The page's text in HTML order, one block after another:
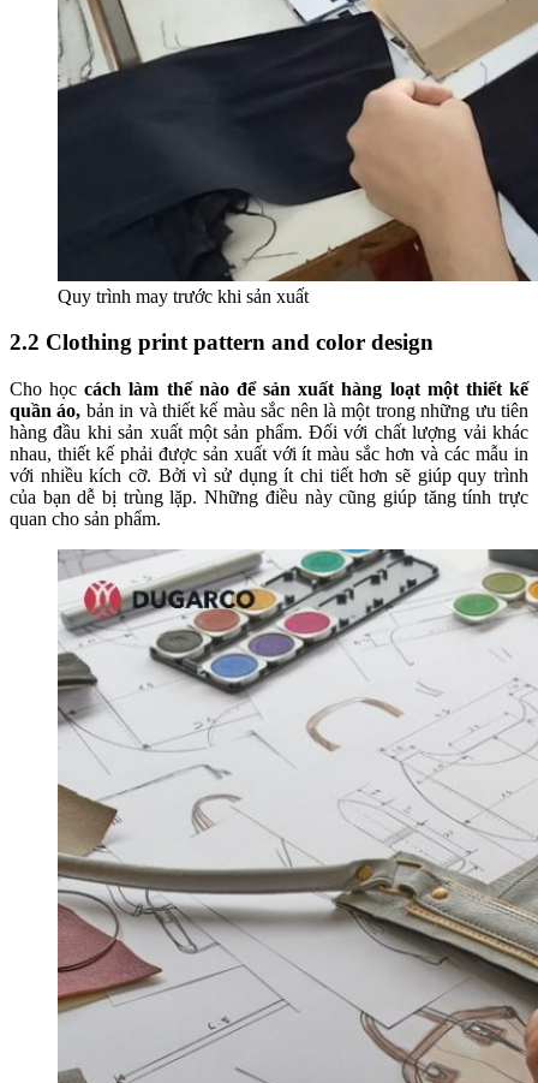
Quy trình may trước khi sản xuất
2.2 Clothing print pattern and color design
Cho họccách làm thế nào để sản xuất hàng loạt một thiết kế
quần áo, bản in và thiết kế màu sắc nên là một trong những ưu tiên
hàng đầu khi sản xuất một sản phẩm. Đối với chất lượng vải khác
nhau, thiết kế phải được sản xuất với ít màu sắc hơn và các mẫu in
với nhiều kích cỡ. Bởi vì sử dụng ít chi tiết hơn sẽ giúp quy trình
của bạn dễ bị trùng lặp. Những điều này cũng giúp tăng tính trực
quan cho sản phẩm.